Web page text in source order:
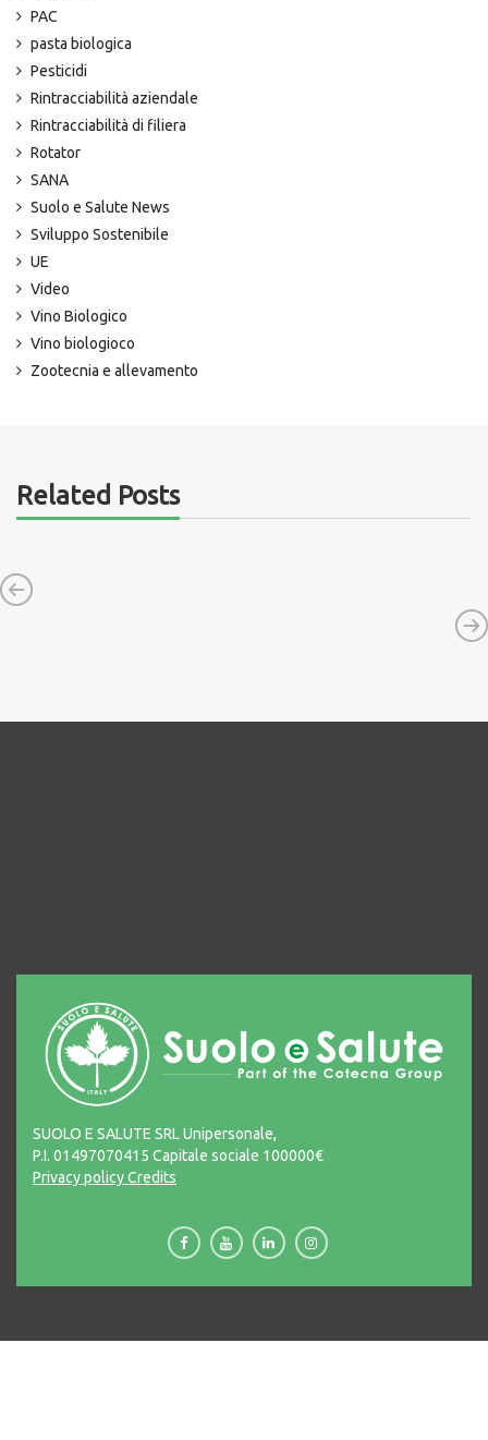
PAC
pasta biologica
Pesticidi
Rintracciabilità aziendale
Rintracciabilità di filiera
Rotator
SANA
Suolo e Salute News
Sviluppo Sostenibile
UE
Video
Vino Biologico
Vino biologioco
Zootecnia e allevamento
Related Posts
SUOLO E SALUTE SRL Unipersonale,
P.I. 01497070415 Capitale sociale 100000€
Privacy policyCredits